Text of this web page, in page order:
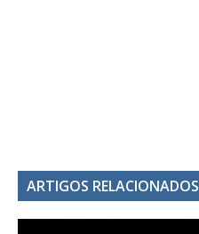
ARTIGOS RELACIONADOS